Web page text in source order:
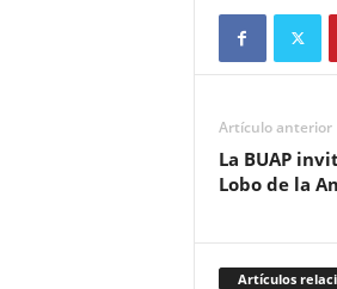
Artículo anterior
La BUAP
Lobo de la
Artículos